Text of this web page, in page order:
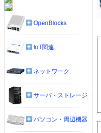
OpenBlocks
IoT関連
ネットワーク
サーバ・ストレージ
パソコン・周辺機器